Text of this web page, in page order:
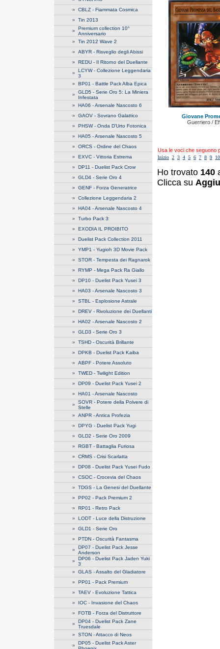
» CBLZ - Fiammata Cosmica
» Tin 2013
» Premium collection 10°
Anniversario
» Tin 2012 Wave 2
» ABYR - Risveglio degli Abissi
» REDU - Il Ritorno del Duellante
» LCYW - Collezione Leggendaria
3
» BP01 - Battle Pack Alba Epica
» GLD5 - Serie Oro 5: La Miniera
Infestata
» HA06 - Arsenale Nascosto 6
» GAOV - Sovrano Galattico
» PHSW - Onda D'Urto Fotonica
» HA05 - Arsenale Nascosto 5
» ORCS - Ordine del Chaos
» EXVC - Vittoria Estrema
» DP11 - Duelist Pack Crow
» GLD4 - Serie Oro 4
» GENF - Forza Generatrice
» Collezione Leggendaria 2
» HA04 - Arsenale Nascosto 4
» Turbo Pack 3
» EXODIA IL PROIBITO
» Duelist Pack Collection 2011
» YMP1 - Yugioh 3D Movie Pack
» STOR - Tempesta dei Ragnarok
» RYMP - Mega Pack Ra Giallo
» DP10 - Duelist Pack Yusei 3
» HA03 - Arsenale Nascosto 3
» STBL - Esplosione Astrale
» DREV - Rivoluzione dei Duellanti
» HA02 - Arsenale Nascosto 2
» GLD3 - Serie Oro 3
» TSHD - Oscurità Brillante
» DPKB - Duelist Pack Kaiba
» ABPF - Potere Assoluto
» TWED - Twilight Edition
» DP09 - Duelist Pack Yusei 2
» HA01 - Arsenale Nascosto
» SOVR - Potere della Polvere di
Stelle
» ANPR - Antica Profezia
» DPYG - Duelist Pack Yugi
» GLD2 - Serie Oro 2009
» RGBT - Battaglia Furiosa
» CRMS - Crisi Scarlatta
» DP08 - Duelist Pack Yusei Fudo
» CSOC - Crocevia del Chaos
» TDGS - La Genesi del Duellante
» PP02 - Pack Premium 2
» RP01 - Retro Pack
» LODT - Luce della Distruzione
» GLD1 - Serie Oro
» PTDN - Oscurità Fantasma
» DP07 - Duelist Pack Jesse
Anderson
» DP06 - Duelist Pack Jaden Yuki
3
» GLAS - Assalto del Gladiatore
» PP01 - Pack Premium
» TAEV - Evoluzione Tattica
» IOC - Invasione del Chaos
» FOTB - Forza del Distruttore
» DP04 - Duelist Pack Zane
Truesdale
» STON - Attacco di Neos
» DP05 - Duelist Pack Aster
Giovane
Guerriero /
Usa le voci che seguono
Inizio 2 3 4 5 6 7 8 9 10
Ho trovato 140
Clicca su